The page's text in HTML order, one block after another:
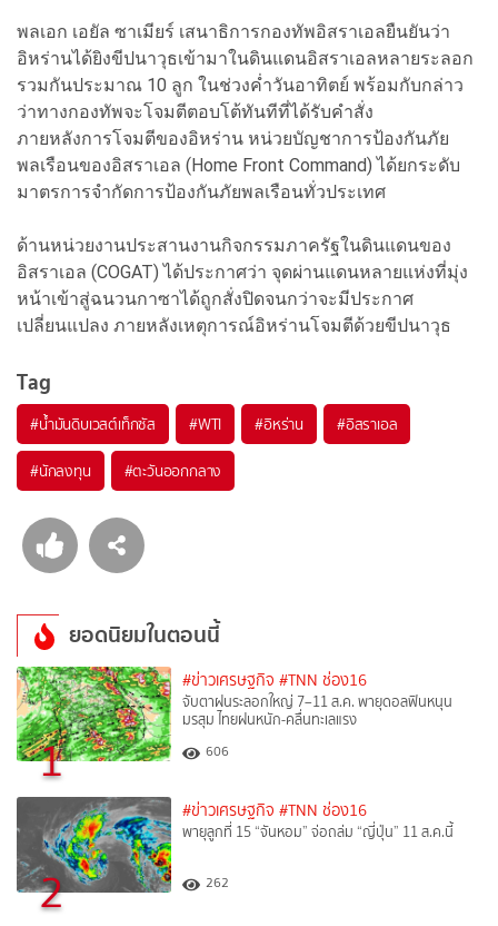
พลเอก เอยัล ซาเมียร์ เสนาธิการกองทัพอิสราเอลยืนยันว่า
อิหร่านได้ยิงขีปนาวุธเข้ามาในดินแดนอิสราเอลหลายระลอก
รวมกันประมาณ 10 ลูก ในช่วงค่ำวันอาทิตย์ พร้อมกับกล่าว
ว่าทางกองทัพจะโจมตีตอบโต้ทันทีที่ได้รับคำสั่ง
ภายหลังการโจมตีของอิหร่าน หน่วยบัญชาการป้องกันภัย
พลเรือนของอิสราเอล (Home Front Command) ได้ยกระดับ
มาตรการจำกัดการป้องกันภัยพลเรือนทั่วประเทศ
ด้านหน่วยงานประสานงานกิจกรรมภาครัฐในดินแดนของ
อิสราเอล (COGAT) ได้ประกาศว่า จุดผ่านแดนหลายแห่งที่มุ่ง
หน้าเข้าสู่ฉนวนกาซาได้ถูกสั่งปิดจนกว่าจะมีประกาศ
เปลี่ยนแปลง ภายหลังเหตุการณ์อิหร่านโจมตีด้วยขีปนาวุธ
Tag
#น้ำมันดิบเวสต์เท็กซัส #WTI #อิหร่าน #อิสราเอล
#นักลงทุน #ตะวันออกกลาง
ยอดนิยมในตอนนี้
1
#ข่าวเศรษฐกิจ #TNN ช่อง16
จับตาฝนระลอกใหญ่ 7–11 ส.ค. พายุดอลฟินหนุน
มรสุม ไทยฝนหนัก-คลื่นทะเลแรง
606
2
#ข่าวเศรษฐกิจ #TNN ช่อง16
พายุลูกที่ 15 “จันหอม” จ่อถล่ม “ญี่ปุ่น” 11 ส.ค.นี้
262